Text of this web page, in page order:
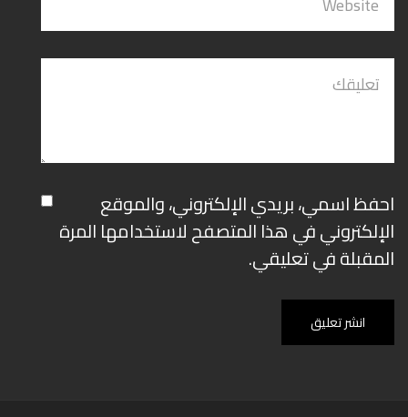
احفظ اسمي، بريدي الإلكتروني، والموقع
الإلكتروني في هذا المتصفح لاستخدامها المرة
المقبلة في تعليقي.
انشر تعليق